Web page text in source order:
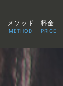
メソッド
METHOD
料金
PRICE